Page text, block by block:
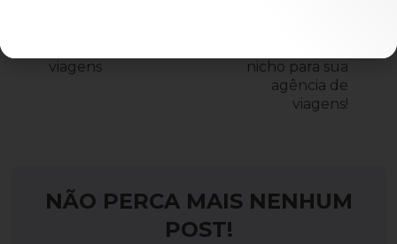
viagens
nicho para sua
agência de
viagens!
NÃO PERCA MAIS NENHUM
POST!